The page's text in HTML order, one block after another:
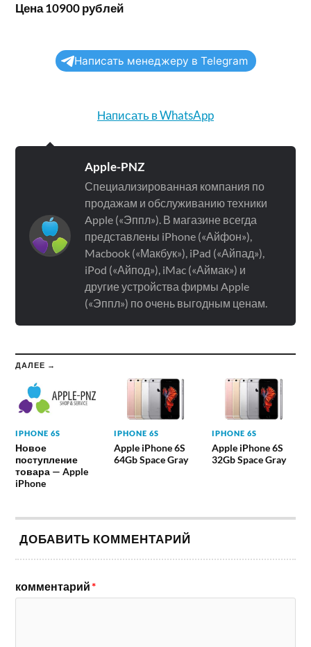
Цена 10900 рублей
Написать менеджеру в Telegram
Написать в WhatsApp
Apple-PNZ
Специализированная компания по
продажам и обслуживанию техники
Apple («Эппл»). В магазине всегда
представлены iPhone («Айфон»),
Macbook («Макбук»), iPad («Айпад»),
iPod («Айпод»), iMac («Аймак») и
другие устройства фирмы Apple
(«Эппл») по очень выгодным ценам.
ДАЛЕЕ →
IPHONE 6S
Новое
поступление
товара — Apple
iPhone
IPHONE 6S
Apple iPhone 6S
64Gb Space Gray
IPHONE 6S
Apple iPhone 6S
32Gb Space Gray
ДОБАВИТЬ КОММЕНТАРИЙ
комментарий*